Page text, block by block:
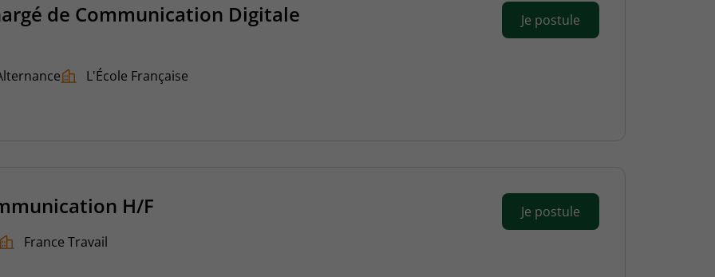
de Communication Digitale
L'École Française
Je postule
H/F
France Travail
Je postule